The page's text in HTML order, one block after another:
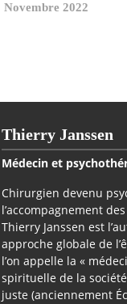
Gérald
Novembre 2022
Thierry Janssen
Médecin et
Chirurgien devenu
l’accompagnement
Thierry Janssen est
approche globale de
l’on appelle la «
spirituelle de la
juste (anciennement